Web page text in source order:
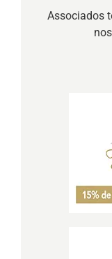
Associados